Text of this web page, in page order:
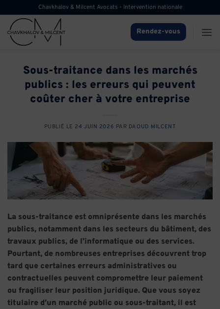
contenu
Chavkhalov & Milcent Avocats - Intervention nationale
Rendez-vous
Sous-traitance dans les marchés
publics : les erreurs qui peuvent
coûter cher à votre entreprise
PUBLIÉ LE 24 JUIN 2026 PAR DAOUD MILCENT
La sous-traitance est omniprésente dans les marchés
publics, notamment dans les secteurs du bâtiment, des
travaux publics, de l’informatique ou des services.
Pourtant, de nombreuses entreprises découvrent trop
tard que certaines erreurs administratives ou
contractuelles peuvent compromettre leur paiement
ou fragiliser leur position juridique. Que vous soyez
titulaire d’un marché public ou sous-traitant, il est